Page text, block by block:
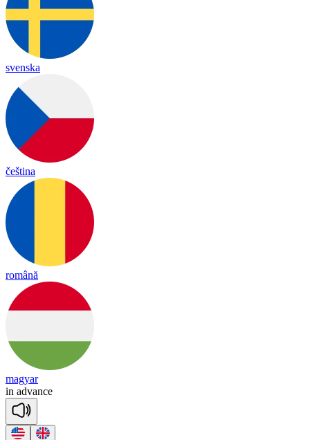
svenska
čeština
română
magyar
in advance